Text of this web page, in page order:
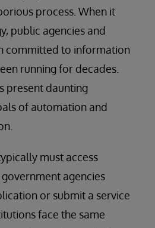
process. When it
public agencies and
committed to information
running for decades.
present daunting
of automation and
must access
agencies
or submit a service
face the same